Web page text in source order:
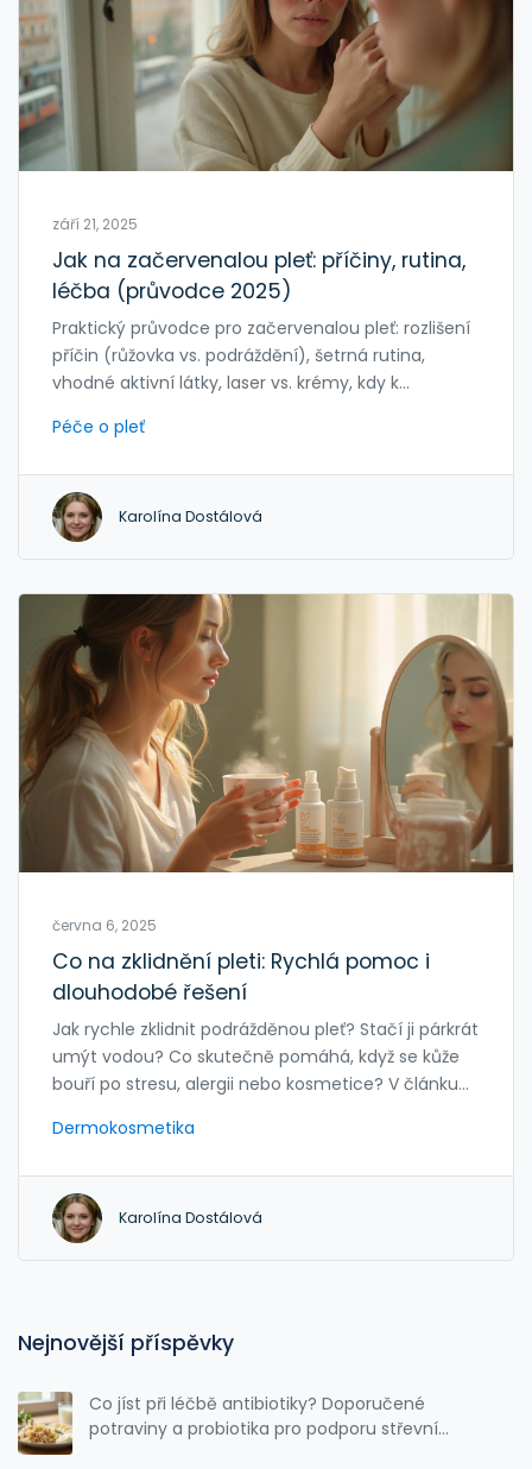
září 21, 2025
Jak na začervenalou pleť: příčiny, rutina,
léčba (průvodce 2025)
Praktický průvodce pro začervenalou pleť: rozlišení
příčin (růžovka vs. podráždění), šetrná rutina,
vhodné aktivní látky, laser vs. krémy, kdy k
Péče o pleť
Karolína Dostálová
června 6, 2025
Co na zklidnění pleti: Rychlá pomoc i
dlouhodobé řešení
Jak rychle zklidnit podrážděnou pleť? Stačí ji párkrát
umýt vodou? Co skutečně pomáhá, když se kůže
bouří po stresu, alergii nebo kosmetice? V článku
nezbytné sáhnout po dermokosmetice. Zjistíš, jak
dráždit. A hlavně – naučíš se jednoduchou rutinu,
která zabrání dalším problémům.
Dermokosmetika
Karolína Dostálová
Nejnovější příspěvky
Co jíst při léčbě antibiotiky? Doporučené
potraviny a probiotika pro podporu střevní